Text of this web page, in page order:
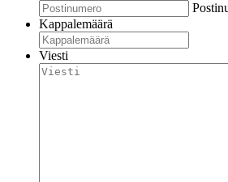
Kappalemäärä
Viesti